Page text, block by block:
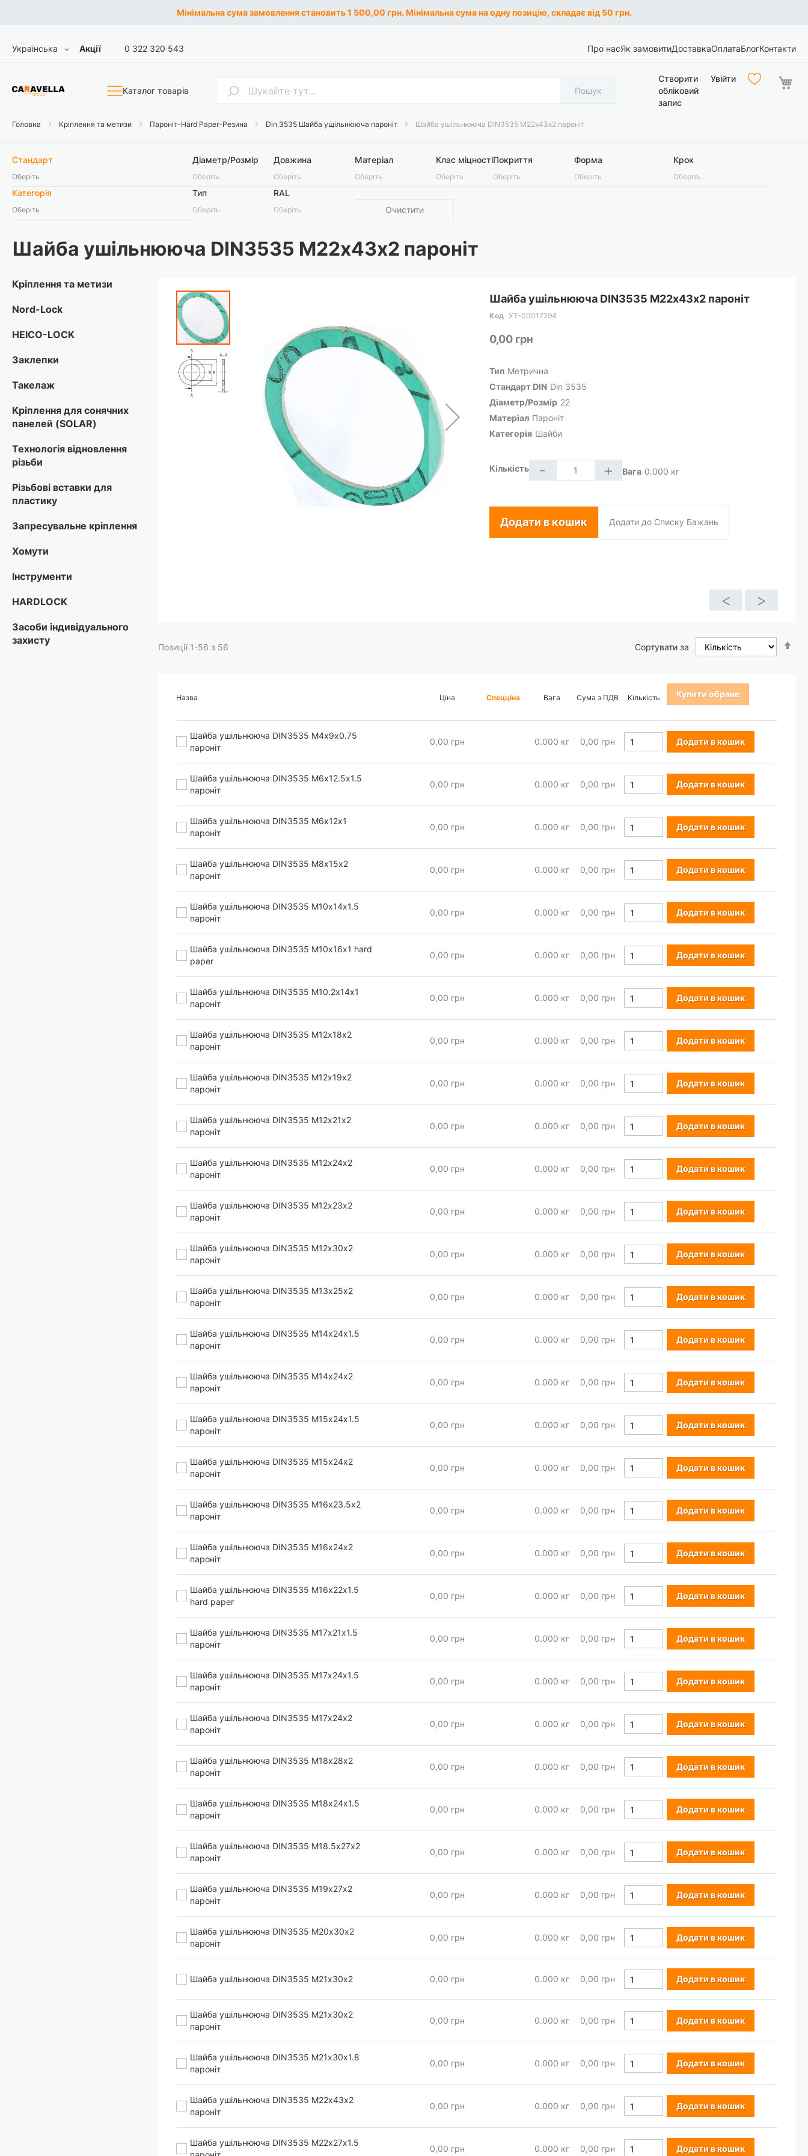
Мінімальна сума замовлення становить 1 500,00 грн. Мінімальна сума на одну позицію, складає від 50 грн.
Skip
Мова
Українська Акції 0 322 320 543 Про насЯк замовитиДоставкаОплатаБлогКонтакти
Каталог товарів Пошук Пошук
Створити
обліковий
запис
Увійти
Головна Кріплення та метизи Пароніт-Hard Paper-Резина Din 3535 Шайба ущільнююча пароніт Шайба ушільнююча DIN3535 М22х43х2 пароніт
Стандарт
Оберіть
Категорія
Оберіть
Діаметр/Розмір
Оберіть
Довжина
Оберіть
Матеріал
Оберіть
Клас міцності
Оберіть
Покриття
Оберіть
Форма
Оберіть
Крок
Оберіть
Тип
Оберіть
RAL
Оберіть Очистити
Шайба ушільнююча DIN3535 М22х43х2 пароніт
Шайба ушільнююча DIN3535 М22х43х2 пароніт
Код УТ-00017294
0,00 грн
Тип Метрична
Cтандарт DIN Din 3535
Діаметр/Розмір 22
Матеріал Пароніт
Категорія Шайби
Кількість - + Вага 0.000 кг
Додати в кошик Додати до Списку Бажань
Перейти
до
кінця
галереї
зображень
< >
Позиції 1-56 з 56 Сортувати за
Назва Ціна Спецціна Вага Сума з ПДВ Кількість Купити обране
Шайба ушільнююча DIN3535 М4х9х0.75
пароніт
0,00 грн 0.000 кг 0,00 грн Додати в кошик
Шайба ушільнююча DIN3535 М6х12.5х1.5
пароніт
0,00 грн 0.000 кг 0,00 грн Додати в кошик
Шайба ушільнююча DIN3535 М6х12х1
пароніт
0,00 грн 0.000 кг 0,00 грн Додати в кошик
Шайба ушільнююча DIN3535 М8х15х2
пароніт
0,00 грн 0.000 кг 0,00 грн Додати в кошик
Шайба ушільнююча DIN3535 М10х14х1.5
пароніт
0,00 грн 0.000 кг 0,00 грн Додати в кошик
Шайба ушільнююча DIN3535 М10х16х1 hard
paper
0,00 грн 0.000 кг 0,00 грн Додати в кошик
Шайба ушільнююча DIN3535 М10.2х14х1
пароніт
0,00 грн 0.000 кг 0,00 грн Додати в кошик
Шайба ушільнююча DIN3535 М12х18х2
пароніт
0,00 грн 0.000 кг 0,00 грн Додати в кошик
Шайба ушільнююча DIN3535 М12х19х2
пароніт
0,00 грн 0.000 кг 0,00 грн Додати в кошик
Шайба ушільнююча DIN3535 М12х21х2
пароніт
0,00 грн 0.000 кг 0,00 грн Додати в кошик
Шайба ушільнююча DIN3535 М12х24х2
пароніт
0,00 грн 0.000 кг 0,00 грн Додати в кошик
Шайба ушільнююча DIN3535 М12х23х2
пароніт
0,00 грн 0.000 кг 0,00 грн Додати в кошик
Шайба ушільнююча DIN3535 М12х30х2
пароніт
0,00 грн 0.000 кг 0,00 грн Додати в кошик
Шайба ушільнююча DIN3535 М13х25х2
пароніт
0,00 грн 0.000 кг 0,00 грн Додати в кошик
Шайба ушільнююча DIN3535 М14х24х1.5
пароніт
0,00 грн 0.000 кг 0,00 грн Додати в кошик
Шайба ушільнююча DIN3535 М14х24х2
пароніт
0,00 грн 0.000 кг 0,00 грн Додати в кошик
Шайба ушільнююча DIN3535 М15х24х1.5
пароніт
0,00 грн 0.000 кг 0,00 грн Додати в кошик
Шайба ушільнююча DIN3535 М15х24х2
пароніт
0,00 грн 0.000 кг 0,00 грн Додати в кошик
Шайба ушільнююча DIN3535 М16х23.5х2
пароніт
0,00 грн 0.000 кг 0,00 грн Додати в кошик
Шайба ушільнююча DIN3535 М16х24х2
пароніт
0,00 грн 0.000 кг 0,00 грн Додати в кошик
Шайба ушільнююча DIN3535 М16х22х1.5
hard paper
0,00 грн 0.000 кг 0,00 грн Додати в кошик
Шайба ушільнююча DIN3535 М17х21х1.5
пароніт
0,00 грн 0.000 кг 0,00 грн Додати в кошик
Шайба ушільнююча DIN3535 М17х24х1.5
пароніт
0,00 грн 0.000 кг 0,00 грн Додати в кошик
Шайба ушільнююча DIN3535 М17х24х2
пароніт
0,00 грн 0.000 кг 0,00 грн Додати в кошик
Шайба ушільнююча DIN3535 М18х28х2
пароніт
0,00 грн 0.000 кг 0,00 грн Додати в кошик
Шайба ушільнююча DIN3535 М18х24х1.5
пароніт
0,00 грн 0.000 кг 0,00 грн Додати в кошик
Шайба ушільнююча DIN3535 М18.5х27х2
пароніт
0,00 грн 0.000 кг 0,00 грн Додати в кошик
Шайба ушільнююча DIN3535 М19х27х2
пароніт
0,00 грн 0.000 кг 0,00 грн Додати в кошик
Шайба ушільнююча DIN3535 М20х30х2
пароніт
0,00 грн 0.000 кг 0,00 грн Додати в кошик
Шайба ушільнююча DIN3535 М21х30х2 0,00 грн 0.000 кг 0,00 грн Додати в кошик
Шайба ушільнююча DIN3535 М21х30х2
пароніт
0,00 грн 0.000 кг 0,00 грн Додати в кошик
Шайба ушільнююча DIN3535 М21х30х1.8
пароніт
0,00 грн 0.000 кг 0,00 грн Додати в кошик
Шайба ушільнююча DIN3535 М22х43х2
пароніт
0,00 грн 0.000 кг 0,00 грн Додати в кошик
Шайба ушільнююча DIN3535 М22х27х1.5
0,00 грн 0.000 кг 0,00 грн Додати в кошик
Кріплення та метизи
Nord-Lock
HEICO-LOCK
Заклепки
Такелаж
Кріплення для сонячних
панелей (SOLAR)
Технологія відновлення
різьби
Різьбові вставки для
пластику
Запресувальне кріплення
Хомути
Інструменти
HARDLOCK
Засоби індивідуального
захисту